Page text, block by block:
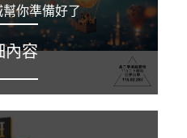
你準備好了
內容